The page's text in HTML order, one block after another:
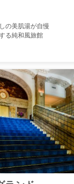
の美肌湯が自慢
る純和風旅館